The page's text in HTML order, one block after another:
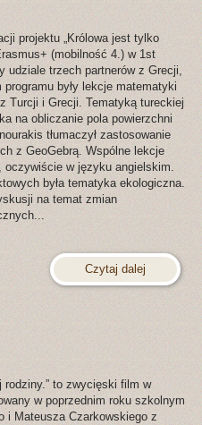
projektu „Królowa jest tylko
(mobilność 4.) w 1st
udziale trzech partnerów z Grecji,
były lekcje matematyki
Turcji i Grecji. Tematyką tureckiej
na obliczanie pola powierzchni
tłumaczył zastosowanie
z GeoGebrą. Wspólne lekcje
oczywiście w języku angielskim.
była tematyka ekologiczna.
na temat zmian
Czytaj dalej
to zwycięski film w
w poprzednim roku szkolnym
i Mateusza Czarkowskiego z